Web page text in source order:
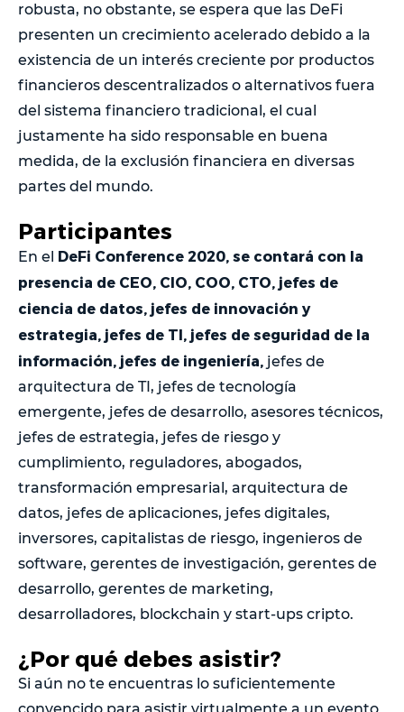
robusta, no obstante, se espera que las DeFi
presenten un crecimiento acelerado debido a la
existencia de un interés creciente por productos
financieros descentralizados o alternativos fuera
del sistema financiero tradicional, el cual
justamente ha sido responsable en buena
medida, de la exclusión financiera en diversas
partes del mundo.
Participantes
En el DeFi Conference 2020, se contará con la
presencia de CEO, CIO, COO, CTO, jefes de
ciencia de datos, jefes de innovación y
estrategia, jefes de TI, jefes de seguridad de la
información, jefes de ingeniería, jefes de
arquitectura de TI, jefes de tecnología
emergente, jefes de desarrollo, asesores técnicos,
jefes de estrategia, jefes de riesgo y
cumplimiento, reguladores, abogados,
transformación empresarial, arquitectura de
datos, jefes de aplicaciones, jefes digitales,
inversores, capitalistas de riesgo, ingenieros de
software, gerentes de investigación, gerentes de
desarrollo, gerentes de marketing,
desarrolladores, blockchain y start-ups cripto.
¿Por qué debes asistir?
Si aún no te encuentras lo suficientemente
convencido para asistir virtualmente a un evento